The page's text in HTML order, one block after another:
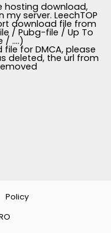
hosting download,
server. LeechTOP
download file from
/ Pubg-file / Up To
/ ....)
for DMCA, please
deleted, the url from
Policy